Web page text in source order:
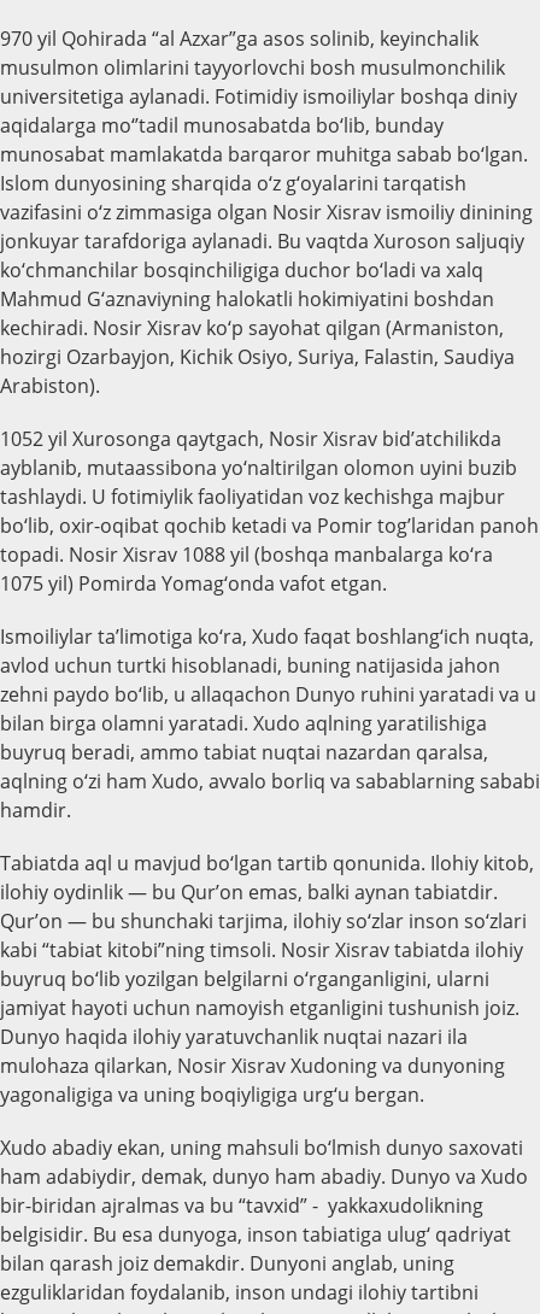
970 yil Qohirada “al Azxar”ga asos solinib, keyinchalik
musulmon olimlarini tayyorlovchi bosh musulmonchilik
universitetiga aylanadi. Fotimidiy ismoiliylar boshqa diniy
aqidalarga mo‘’tadil munosabatda bo‘lib, bunday
munosabat mamlakatda barqaror muhitga sabab bo‘lgan.
Islom dunyosining sharqida o‘z g‘oyalarini tarqatish
vazifasini o‘z zimmasiga olgan Nosir Xisrav ismoiliy dinining
jonkuyar tarafdoriga aylanadi. Bu vaqtda Xuroson saljuqiy
ko‘chmanchilar bosqinchiligiga duchor bo‘ladi va xalq
Mahmud G‘aznaviyning halokatli hokimiyatini boshdan
kechiradi. Nosir Xisrav ko‘p sayohat qilgan (Armaniston,
hozirgi Ozarbayjon, Kichik Osiyo, Suriya, Falastin, Saudiya
Arabiston).
1052 yil Xurosonga qaytgach, Nosir Xisrav bid’atchilikda
ayblanib, mutaassibona yo‘naltirilgan olomon uyini buzib
tashlaydi. U fotimiylik faoliyatidan voz kechishga majbur
bo‘lib, oxir-oqibat qochib ketadi va Pomir tog’laridan panoh
topadi. Nosir Xisrav 1088 yil (boshqa manbalarga ko‘ra
1075 yil) Pomirda Yomag‘onda vafot etgan.
Ismoiliylar ta’limotiga ko‘ra, Xudo faqat boshlang‘ich nuqta,
avlod uchun turtki hisoblanadi, buning natijasida jahon
zehni paydo bo‘lib, u allaqachon Dunyo ruhini yaratadi va u
bilan birga olamni yaratadi. Xudo aqlning yaratilishiga
buyruq beradi, ammo tabiat nuqtai nazardan qaralsa,
aqlning o‘zi ham Xudo, avvalo borliq va sabablarning sababi
hamdir.
Tabiatda aql u mavjud bo‘lgan tartib qonunida. Ilohiy kitob,
ilohiy oydinlik — bu Qur’on emas, balki aynan tabiatdir.
Qur’on — bu shunchaki tarjima, ilohiy so‘zlar inson so‘zlari
kabi “tabiat kitobi”ning timsoli. Nosir Xisrav tabiatda ilohiy
buyruq bo‘lib yozilgan belgilarni o‘rganganligini, ularni
jamiyat hayoti uchun namoyish etganligini tushunish joiz.
Dunyo haqida ilohiy yaratuvchanlik nuqtai nazari ila
mulohaza qilarkan, Nosir Xisrav Xudoning va dunyoning
yagonaligiga va uning boqiyligiga urg‘u bergan.
Xudo abadiy ekan, uning mahsuli bo‘lmish dunyo saxovati
ham adabiydir, demak, dunyo ham abadiy. Dunyo va Xudo
bir-biridan ajralmas va bu “tavxid” - yakkaxudolikning
belgisidir. Bu esa dunyoga, inson tabiatiga ulug‘ qadriyat
bilan qarash joiz demakdir. Dunyoni anglab, uning
ezguliklaridan foydalanib, inson undagi ilohiy tartibni